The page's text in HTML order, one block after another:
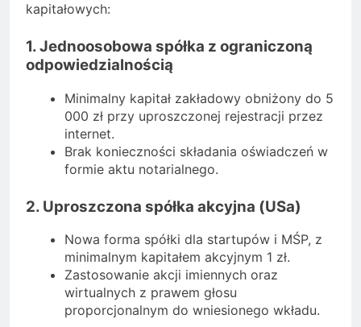
kapitałowych:
1. Jednoosobowa spółka z ograniczoną
odpowiedzialnością
Minimalny kapitał zakładowy obniżony do 5
000 zł przy uproszczonej rejestracji przez
internet.
Brak konieczności składania oświadczeń w
formie aktu notarialnego.
2. Uproszczona spółka akcyjna (USa)
Nowa forma spółki dla startupów i MŚP, z
minimalnym kapitałem akcyjnym 1 zł.
Zastosowanie akcji imiennych oraz
wirtualnych z prawem głosu
proporcjonalnym do wniesionego wkładu.